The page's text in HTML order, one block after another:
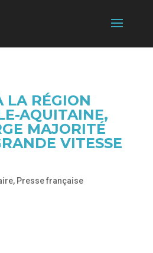
LA RÉGION
AQUITAINE,
MAJORITÉ
VITESSE
, Presse française